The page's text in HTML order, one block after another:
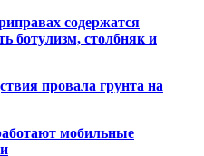
содержатся
ботулизм, столбняк и
провала грунта на
мобильные